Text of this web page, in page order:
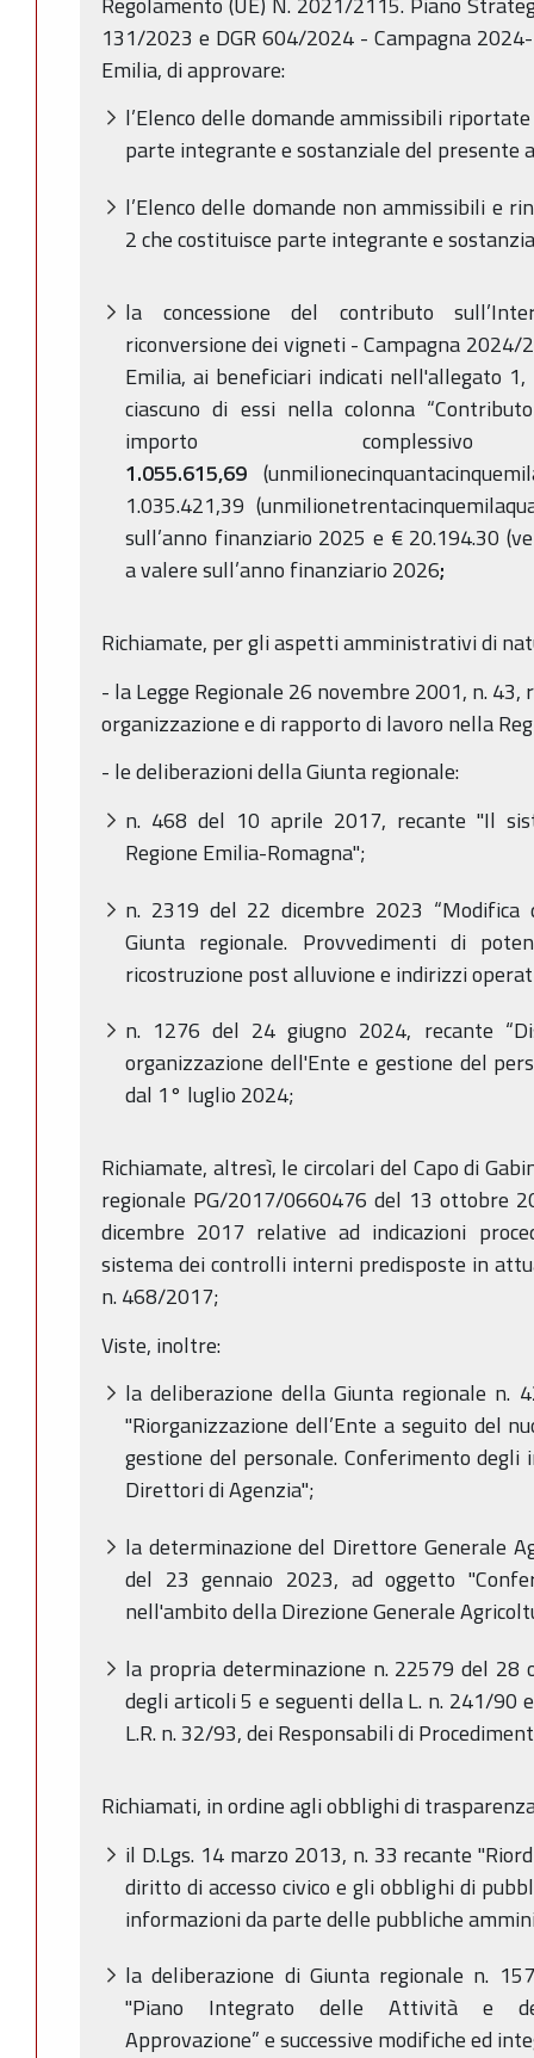
131/2023 e DGR 604/2024 - Campagna
Emilia, di approvare:
l’Elenco delle domande ammissibili
parte integrante e sostanziale del presente
l’Elenco delle domande non ammissibili e
2 che costituisce parte integrante e
la concessione del contributo
riconversione dei vigneti - Campagna
Emilia, ai beneficiari indicati nell'allegato
ciascuno di essi nella colonna
importo
1.055.615,69
1.035.421,39
sull’anno finanziario 2025 e € 20.194.30
a valere sull’anno finanziario 2026;
Richiamate, per gli aspetti amministrativi di
- la Legge Regionale 26 novembre 2001, n.
organizzazione e di rapporto di lavoro nella
- le deliberazioni della Giunta regionale:
n. 468 del 10 aprile 2017, recante "Il
Regione Emilia-Romagna";
n. 2319 del 22 dicembre 2023
Giunta regionale. Provvedimenti di
ricostruzione post alluvione e indirizzi
n. 1276 del 24 giugno 2024, recante
organizzazione dell'Ente e gestione del
dal 1° luglio 2024;
Richiamate, altresì, le circolari del Capo di
regionale PG/2017/0660476 del 13 ottobre
dicembre 2017 relative ad indicazioni
sistema dei controlli interni predisposte in
n. 468/2017;
Viste, inoltre:
la deliberazione della Giunta regionale n.
"Riorganizzazione dell’Ente a seguito del
gestione del personale. Conferimento
Direttori di Agenzia";
la determinazione del Direttore Generale
del 23 gennaio 2023, ad oggetto
nell'ambito della Direzione Generale
la propria determinazione n. 22579 del 28
degli articoli 5 e seguenti della L. n. 241/90
L.R. n. 32/93, dei Responsabili di
Richiamati, in ordine agli obblighi di
il D.Lgs. 14 marzo 2013, n. 33 recante
diritto di accesso civico e gli obblighi di
informazioni da parte delle pubbliche
la deliberazione di Giunta regionale n.
"Piano Integrato delle Attività e
Approvazione” e successive modifiche ed